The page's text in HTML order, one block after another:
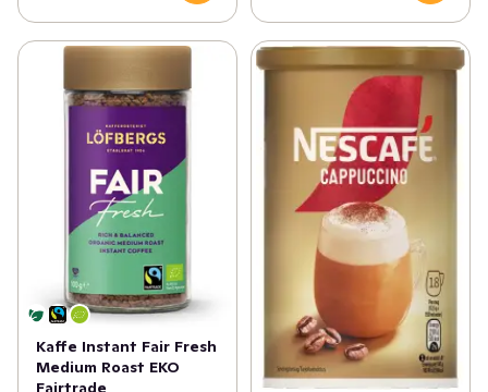
Kaffe Instant Fair Fresh
Medium Roast EKO
Fairtrade